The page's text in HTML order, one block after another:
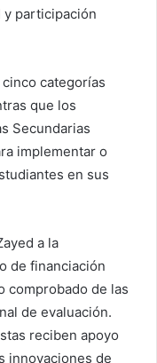
y participación
categorías
que los
Secundarias
implementar o
en sus
a la
de financiación
comprobado de las
de evaluación.
reciben apoyo
innovaciones de